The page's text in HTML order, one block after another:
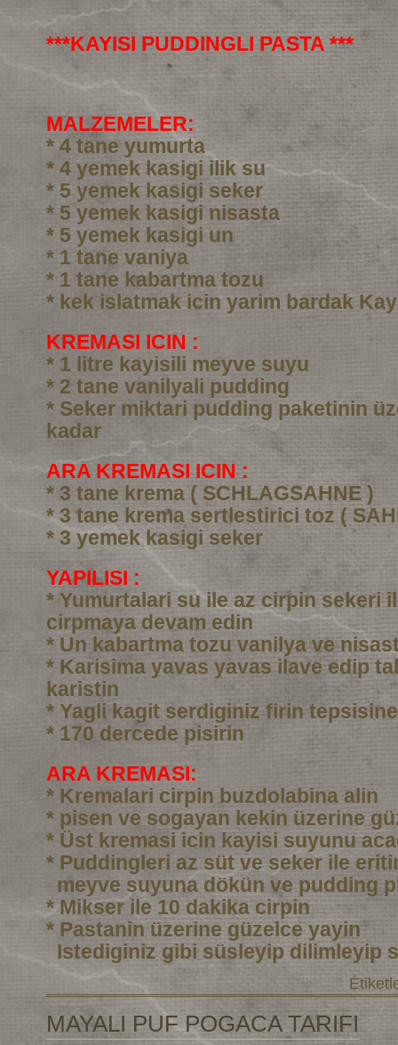
***KAYISI PUDDINGLI PASTA ***
MALZEMELER:
* 4 tane yumurta
* 4 yemek kasigi ilik su
* 5 yemek kasigi seker
* 5 yemek kasigi nisasta
* 5 yemek kasigi un
* 1 tane vaniya
* 1 tane kabartma tozu
* kek islatmak icin yarim bardak
KREMASI ICIN :
* 1 litre kayisili meyve suyu
* 2 tane vanilyali pudding
* Seker miktari pudding paketinin
kadar
ARA KREMASI ICIN :
* 3 tane krema ( SCHLAGSAHNE )
* 3 tane krema sertlestirici toz (
* 3 yemek kasigi seker
YAPILISI :
* Yumurtalari su ile az cirpin sekeri
cirpmaya devam edin
* Un kabartma tozu vanilya ve
* Karisima yavas yavas ilave edip
karistin
* Yagli kagit serdiginiz firin
* 170 dercede pisirin
ARA KREMASI:
* Kremalari cirpin buzdolabina alin
* pisen ve sogayan kekin üzerine
* Üst kremasi icin kayisi suyunu
* Puddingleri az süt ve seker ile
meyve suyuna dökün ve pudding
* Mikser ile 10 dakika cirpin
* Pastanin üzerine güzelce yayin
Istediginiz gibi süsleyip dilimleyip
MAYALI PUF POGACA TARIFI